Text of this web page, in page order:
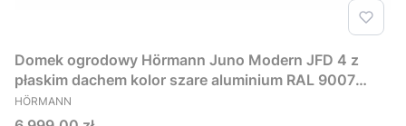
Domek ogrodowy Hörmann Juno Modern JFD 4 z
płaskim dachem kolor szare aluminium RAL 9007
229x181 cm
PRODUCENT
HÖRMANN